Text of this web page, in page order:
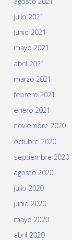
julio 2021
junio 2021
mayo 2021
abril 2021
marzo 2021
febrero 2021
enero 2021
noviembre 2020
octubre 2020
septiembre 2020
agosto 2020
julio 2020
junio 2020
mayo 2020
abril 2020